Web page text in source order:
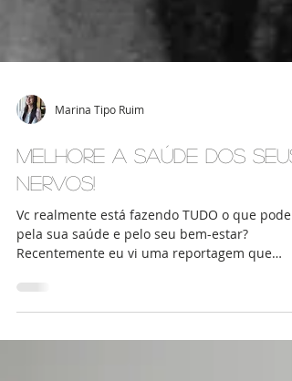
Marina Tipo Ruim
Melhore a saúde dos seus
nervos!
Vc realmente está fazendo TUDO o que pode
Recentemente eu vi uma reportagem que
mostrava como os...